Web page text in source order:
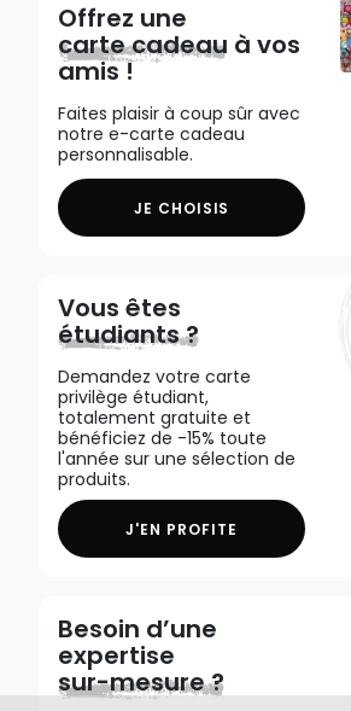
Offrez une
carte cadeau à vos
amis !
Faites plaisir à coup sûr avec
notre e-carte cadeau
personnalisable.
JE CHOISIS
Vous êtes
étudiants ?
Demandez votre carte
privilège étudiant,
totalement gratuite et
bénéficiez de -15% toute
l'année sur une sélection de
produits.
J'EN PROFITE
Besoin d’une
expertise
sur-mesure ?